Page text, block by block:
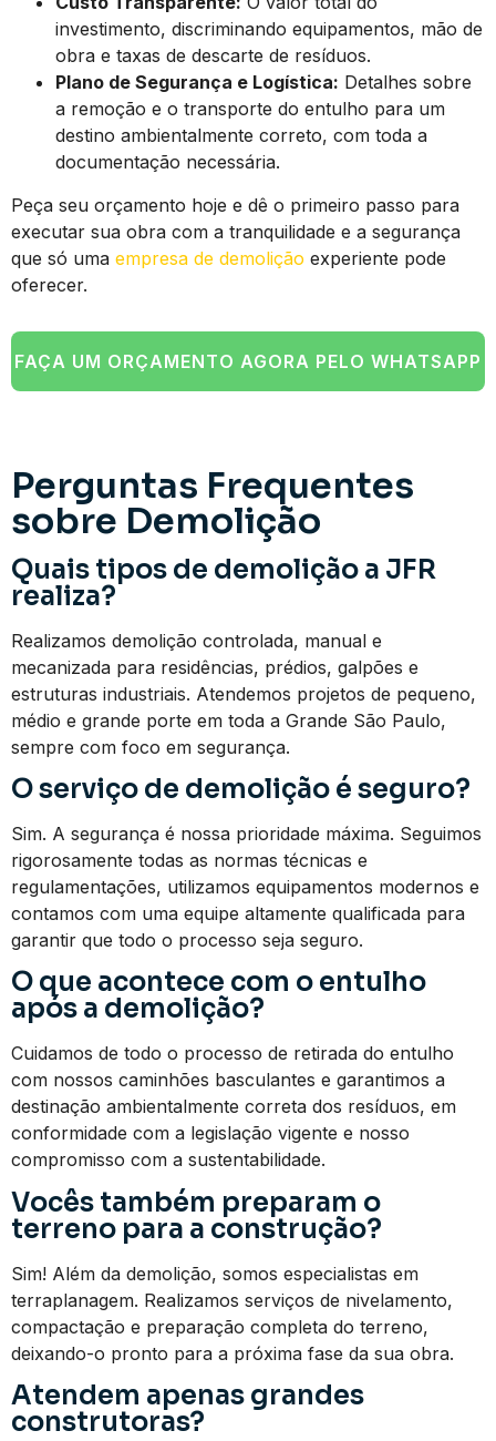
investimento, discriminando equipamentos, mão de
obra e taxas de descarte de resíduos.
Plano de Segurança e Logística: Detalhes sobre
a remoção e o transporte do entulho para um
destino ambientalmente correto, com toda a
documentação necessária.
Peça seu orçamento hoje e dê o primeiro passo para
executar sua obra com a tranquilidade e a segurança
que só uma empresa de demolição experiente pode
oferecer.
FAÇA UM ORÇAMENTO AGORA PELO WHATSAPP
Perguntas Frequentes
sobre Demolição
Quais tipos de demolição a JFR
realiza?
Realizamos demolição controlada, manual e
mecanizada para residências, prédios, galpões e
estruturas industriais. Atendemos projetos de pequeno,
médio e grande porte em toda a Grande São Paulo,
sempre com foco em segurança.
O serviço de demolição é seguro?
Sim. A segurança é nossa prioridade máxima. Seguimos
rigorosamente todas as normas técnicas e
regulamentações, utilizamos equipamentos modernos e
contamos com uma equipe altamente qualificada para
garantir que todo o processo seja seguro.
O que acontece com o entulho
após a demolição?
Cuidamos de todo o processo de retirada do entulho
com nossos caminhões basculantes e garantimos a
destinação ambientalmente correta dos resíduos, em
conformidade com a legislação vigente e nosso
compromisso com a sustentabilidade.
Vocês também preparam o
terreno para a construção?
Sim! Além da demolição, somos especialistas em
terraplanagem. Realizamos serviços de nivelamento,
compactação e preparação completa do terreno,
deixando-o pronto para a próxima fase da sua obra.
Atendem apenas grandes
construtoras?